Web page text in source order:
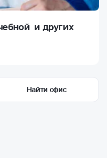
и других
Найти офис